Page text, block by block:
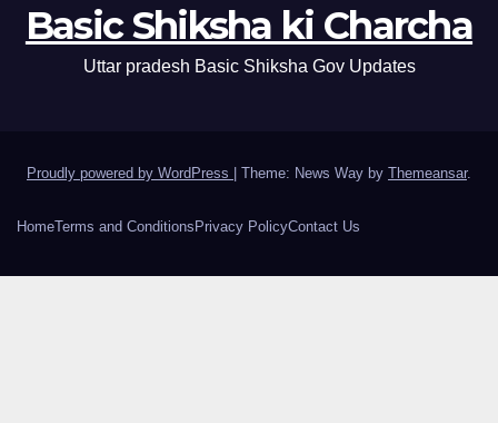
Basic Shiksha ki Charcha
Uttar pradesh Basic Shiksha Gov Updates
Proudly powered by WordPress | Theme: News Way by Themeansar.
HomeTerms and Conditions Privacy PolicyContact Us